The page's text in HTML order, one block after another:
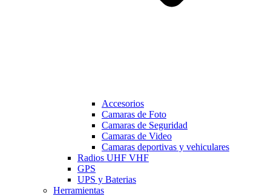
Accesorios
Camaras de Foto
Camaras de Seguridad
Camaras de Video
Camaras deportivas y vehiculares
Radios UHF VHF
GPS
UPS y Baterias
Herramientas